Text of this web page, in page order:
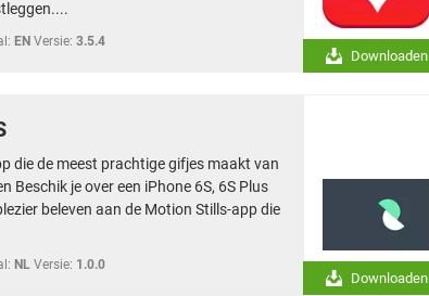
EN Versie: 3.5.4
Downloaden
die de meest prachtige gifjes maakt van
Beschik je over een iPhone 6S, 6S Plus
beleven aan de Motion Stills-app die
NL Versie: 1.0.0
Downloaden